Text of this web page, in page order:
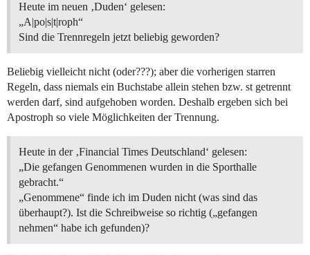
Heute im neuen ‚Duden‘ gelesen:
„A|po|s|t|roph“
Sind die Trennregeln jetzt beliebig geworden?
Beliebig vielleicht nicht (oder???); aber die vorherigen starren
Regeln, dass niemals ein Buchstabe allein stehen bzw. st getrennt
werden darf, sind aufgehoben worden. Deshalb ergeben sich bei
Apostroph so viele Möglichkeiten der Trennung.
Heute in der ‚Financial Times Deutschland‘ gelesen:
„Die gefangen Genommenen wurden in die Sporthalle
gebracht.“
„Genommene“ finde ich im Duden nicht (was sind das
überhaupt?). Ist die Schreibweise so richtig („gefangen
nehmen“ habe ich gefunden)?